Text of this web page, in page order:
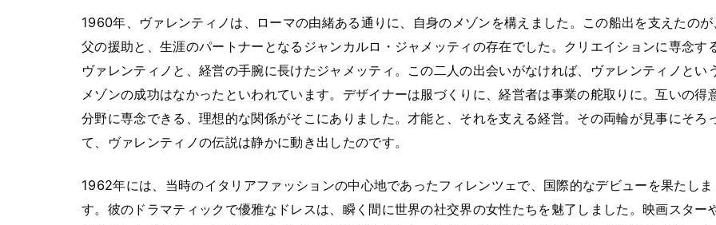
1960年、ヴァレンティノは、ローマの由緒ある通りに、自身のメゾンを構えました。この船出を支えたのが
父の援助と、生涯のパートナーとなるジャンカルロ・ジャメッティの存在でした。クリエイションに専念す
ヴァレンティノと、経営の手腕に長けたジャメッティ。この二人の出会いがなければ、ヴァレンティノとい
メゾンの成功はなかったといわれています。デザイナーは服づくりに、経営者は事業の舵取りに。互いの得
分野に専念できる、理想的な関係がそこにありました。才能と、それを支える経営。その両輪が見事にそろ
て、ヴァレンティノの伝説は静かに動き出したのです。
1962年には、当時のイタリアファッションの中心地であったフィレンツェで、国際的なデビューを果たしま
す。彼のドラマティックで優雅なドレスは、瞬く間に世界の社交界の女性たちを魅了しました。映画スター